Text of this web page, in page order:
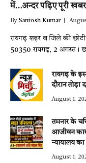
में…अन्दर पढ़िए पूरी खबर
By Santosh Kumar
रायगढ़ शहर व जिले की
50350 रायगढ़, 2 अगस्त।
रायगढ़ के
दौरान
August 1,
तमनार के
आजीवन
न्यायालय
August 1,